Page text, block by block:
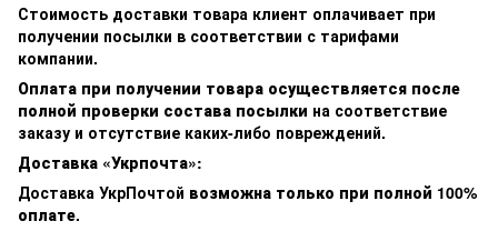
Стоимость доставки товара клиент оплачивает при
получении посылки в соответствии с тарифами
компании.
Оплата при получении товара осуществляется после
полной проверки состава посылки на соответствие
заказу и отсутствие каких-либо повреждений.
Доставка «Укрпочта»:
Доставка УкрПочтой возможна только при полной 100%
оплате.